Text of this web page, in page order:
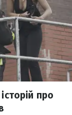
про